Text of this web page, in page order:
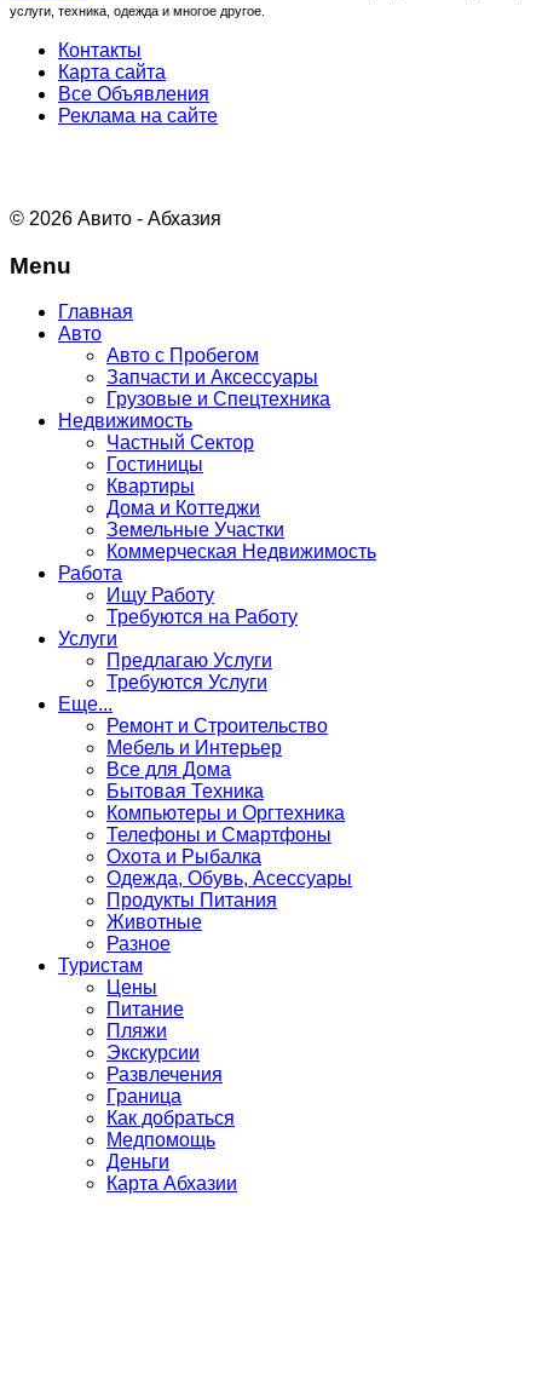
услуги, техника, одежда и многое другое.
Контакты
Карта сайта
Все Объявления
Реклама на сайте
© 2026 Авито - Абхазия
Menu
Главная
Авто
Авто с Пробегом
Запчасти и Аксессуары
Грузовые и Спецтехника
Недвижимость
Частный Сектор
Гостиницы
Квартиры
Дома и Коттеджи
Земельные Участки
Коммерческая Недвижимость
Работа
Ищу Работу
Требуются на Работу
Услуги
Предлагаю Услуги
Требуются Услуги
Еще...
Ремонт и Строительство
Мебель и Интерьер
Все для Дома
Бытовая Техника
Компьютеры и Оргтехника
Телефоны и Смартфоны
Охота и Рыбалка
Одежда, Обувь, Асессуары
Продукты Питания
Животные
Разное
Туристам
Цены
Питание
Пляжи
Экскурсии
Развлечения
Граница
Как добраться
Медпомощь
Деньги
Карта Абхазии